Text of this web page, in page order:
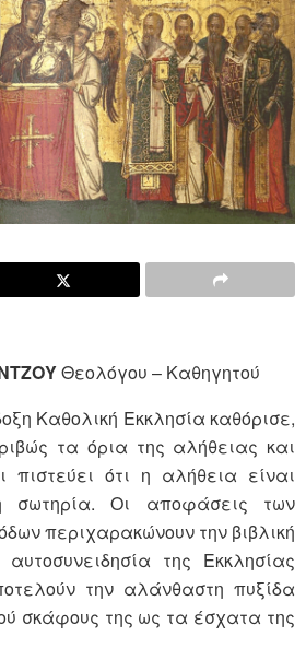
Θεολόγου – Καθηγητού
Καθολική Εκκλησία καθόρισε,
τα όρια της αλήθειας και
πιστεύει ότι η αλήθεια είναι
σωτηρία. Οι αποφάσεις των
περιχαρακώνουν την βιβλική
της Εκκλησίας
την αλάνθαστη πυξίδα
σκάφους της ως τα έσχατα της